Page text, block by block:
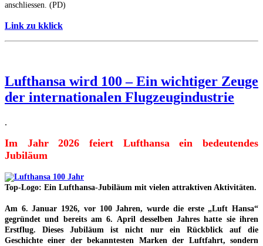
anschliessen. (PD)
Link zu kklick
Lufthansa wird 100 – Ein wichtiger Zeuge
der internationalen Flugzeugindustrie
.
Im Jahr 2026 feiert Lufthansa ein bedeutendes
Jubiläum
Top-Logo: Ein Lufthansa-Jubiläum mit vielen attraktiven Aktivitäten.
Am 6. Januar 1926, vor 100 Jahren, wurde die erste „Luft Hansa“
gegründet und bereits am 6. April desselben Jahres hatte sie ihren
Erstflug. Dieses Jubiläum ist nicht nur ein Rückblick auf die
Geschichte einer der bekanntesten Marken der Luftfahrt, sondern